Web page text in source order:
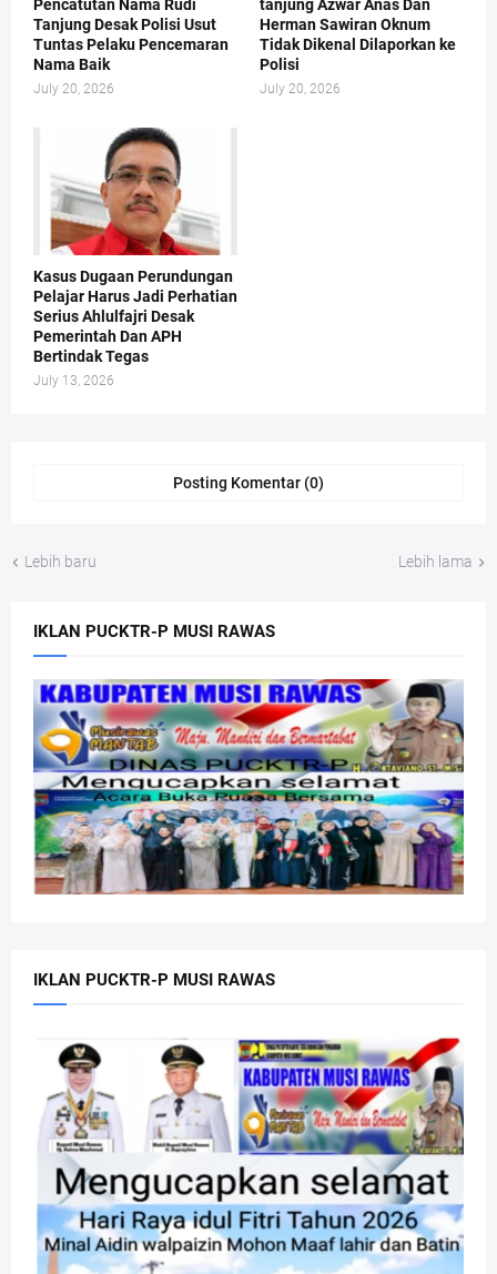
Pencatutan Nama Rudi
Tanjung Desak Polisi Usut
Tuntas Pelaku Pencemaran
Nama Baik
July 20, 2026
tanjung Azwar Anas Dan
Herman Sawiran Oknum
Tidak Dikenal Dilaporkan ke
Polisi
July 20, 2026
Kasus Dugaan Perundungan
Pelajar Harus Jadi Perhatian
Serius Ahlulfajri Desak
Pemerintah Dan APH
Bertindak Tegas
July 13, 2026
Posting Komentar (0)
Lebih baru Lebih lama
IKLAN PUCKTR-P MUSI RAWAS
IKLAN PUCKTR-P MUSI RAWAS